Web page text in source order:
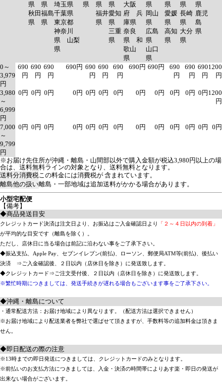
県
秋田
県
県
福島
県
埼玉県
千葉県
東京都
神奈川
県 山梨
県
県 県
福井
県
県
愛知
県
三重
県
大阪
府 兵
庫県
奈良
県 和
歌山
県
県
岡山
県
広島
県
山口
県
県
愛媛
県
高知
県
県
長崎
県
大分
県
県
鹿児
島
県
0～
3,979
円
690
円
690
円
690
円
690円 690
円
690
円
690
円
690円 690円
690
円
690
円
690
円
1200
円
3,980
～
6,999
円
0円 0円 0円 0円 0円 0円 0円 0円 0円 0円 0円 0円 1200
円
7,000
～
9,799
円
0円 0円 0円 0円 0円 0円 0円 0円 0円 0円 0円 0円 0円
※お届け先住所が沖縄・離島・山間部以外で購入金額が税込3,980円以上の場
合は、送料無料ラインの対象となり、送料無料となります。
送料分消費税この料金には消費税が 含まれています。
離島他の扱い離島・一部地域は追加送料がかかる場合があります。
小型宅配便
【備考】
◆商品発送目安
クレジットカード決済は注文日より、お振込はご入金確認日より
「２～４日以内の到着」
が平均的な目安です（離島を除く）。
ただし、店休日に当る場合は前記に沿わない事をご了承下さい。
◆振込支払、Apple Pay、セブンイレブン(前払)、ローソン、郵便局ATM等(前払)、後払い
決済 ⇒ご入金確認後、２日以内（店休日を除き）に発送致します。
◆クレジットカード⇒ご注文受付後、２日以内（店休日を除き）に発送致します。
※繁忙時期につきましては、発送手続きが遅れる場合もございます事をご了承下さい。
◆沖縄・離島について
・通常配送方法：お届け地域により異なります。（配送方法は選択できません）
※お届け地域により配送業者を弊社で選ばせて頂きますが、手数料等の追加料金は頂きま
せん。
◆即日配送の際の注意
※13時までの即日発送につきましては、クレジットカードのみとなります。
※前払いのお支払方法につきましては、入金・決済の時間帯によりあす楽・即日の発送が
出来ない場合がございます。